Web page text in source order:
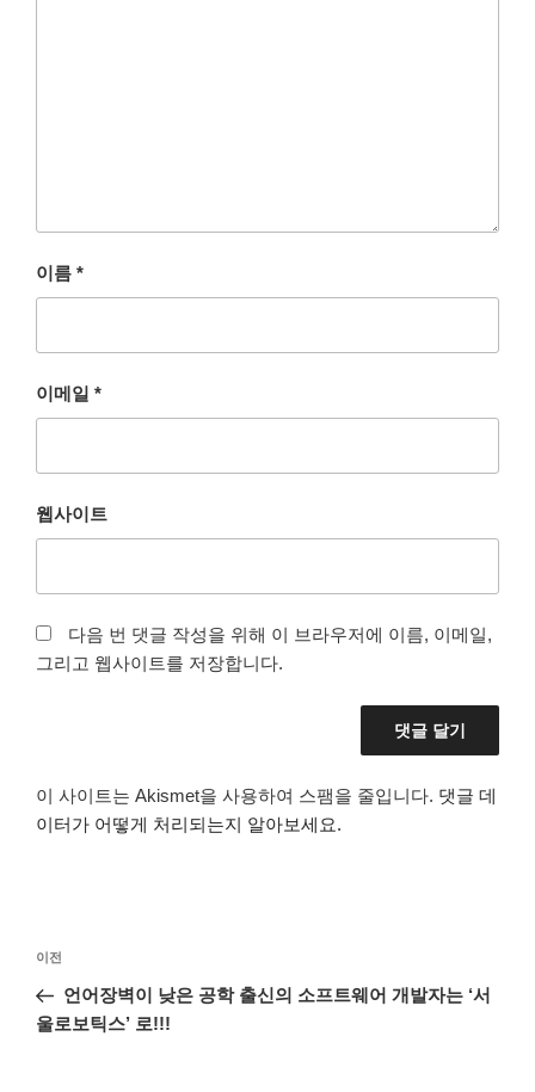
이름 *
이메일 *
웹사이트
다음 번 댓글 작성을 위해 이 브라우저에 이름, 이메일,
그리고 웹사이트를 저장합니다.
이 사이트는 Akismet을 사용하여 스팸을 줄입니다. 댓글 데
이터가 어떻게 처리되는지 알아보세요.
색
이
전
글
이전
언어장벽이 낮은 공학 출신의 소프트웨어 개발자는 ‘서
울로보틱스’ 로!!!